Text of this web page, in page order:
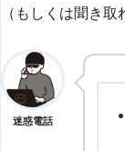
（もしくは聞き
迷惑電話